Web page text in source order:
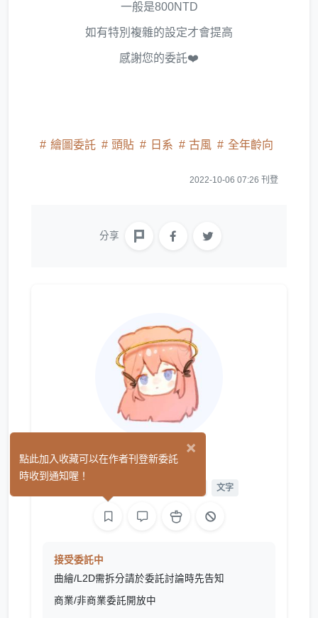
一般是800NTD
如有特別複雜的設定才會提高
感謝您的委託❤️
繪圖委託 頭貼 日系 古風 全年齡向
2022-10-06 07:26 刊登
分享
秋秋 (0)
文字
接受委託中
曲繪/L2D需拆分請於委託討論時先告知
商業/非商業委託開放中
×
點此加入收藏可以在作者刊登新委託
時收到通知喔！